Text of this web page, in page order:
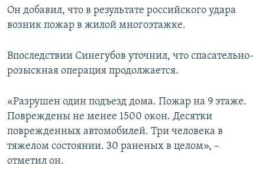
Он добавил, что в результате российского удара
возник пожар в жилой многоэтажке.
Впоследствии Синегубов уточнил, что спасательно-
розыскная операция продолжается.
«Разрушен один подъезд дома. Пожар на 9 этаже.
Повреждены не менее 1500 окон. Десятки
поврежденных автомобилей. Три человека в
тяжелом состоянии. 30 раненых в целом», –
отметил он.